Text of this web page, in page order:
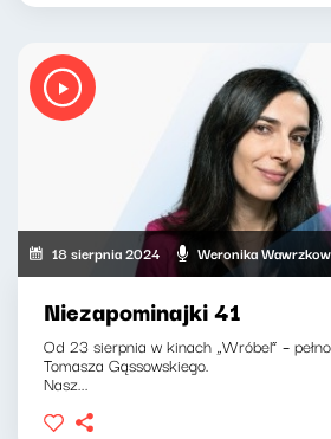
18 sierpnia 2024 Weronika
Niezapominajki 41
Od 23 sierpnia w kinach „Wróbel” –
Tomasza Gąssowskiego.
Nasz...